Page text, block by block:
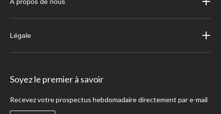
Légale
Soyez le premier à savoir
Recevez votre prospectus hebdomadaire directement par e-mail